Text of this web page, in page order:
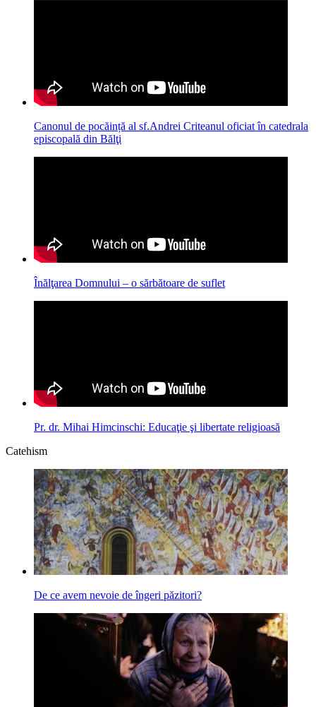
Canonul de pocăință al sf.Andrei Criteanul oficiat în catedrala
episcopală din Bălţi
Înălţarea Domnului – o sărbătoare de suflet
Pr. dr. Mihai Himcinschi: Educaţie şi libertate religioasă
Catehism
De ce avem nevoie de îngeri păzitori?